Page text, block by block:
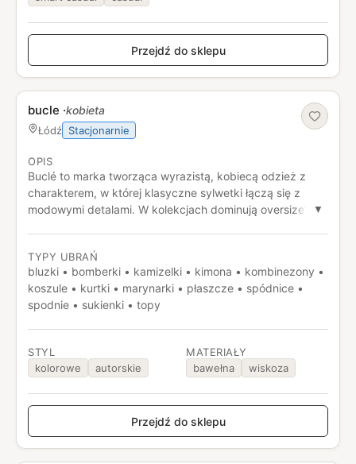
Przejdź do sklepu
bucle ·kobieta
Łódź Stacjonarnie
OPIS
Buclé to marka tworząca wyrazistą, kobiecą odzież z
charakterem, w której klasyczne sylwetki łączą się z
modowymi detalami. W kolekcjach dominują oversize’owe
jesienno‑zimowym. Projekty stawiają na wyrazisty styl i
komfort noszenia, tworząc garderobę z pazurem.
▼
TYPY UBRAŃ
bluzki • bomberki • kamizelki • kimona • kombinezony •
koszule • kurtki • marynarki • płaszcze • spódnice •
spodnie • sukienki • topy
STYL
kolorowe
autorskie
MATERIAŁY
bawełna
wiskoza
Przejdź do sklepu